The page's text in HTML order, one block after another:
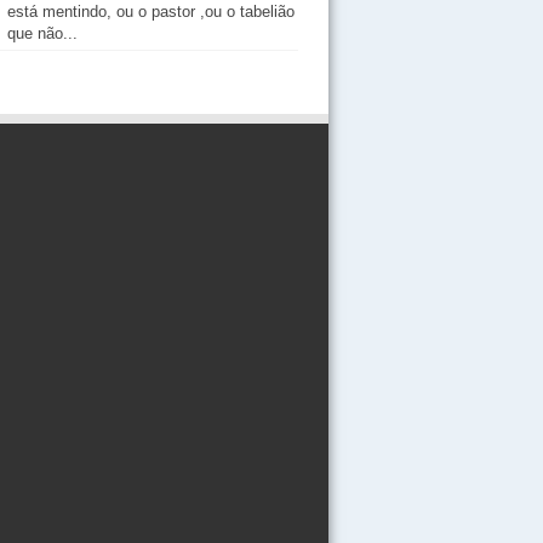
está mentindo, ou o pastor ,ou o tabelião
que não...